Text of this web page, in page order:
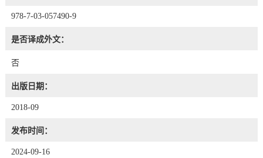
978-7-03-057490-9
是否译成外文：
否
出版日期：
2018-09
发布时间：
2024-09-16